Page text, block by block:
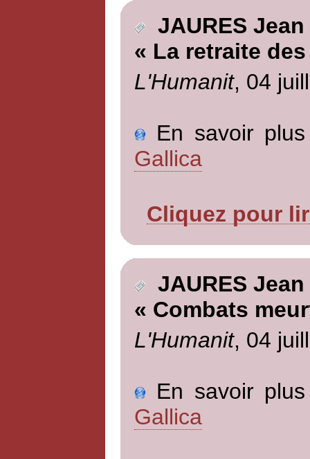
JAURES Jean
« La retraite
L'Humanit, 04
En savoir
Gallica
Cliquez pour
JAURES Jean
« Combats
L'Humanit, 04
En savoir
Gallica